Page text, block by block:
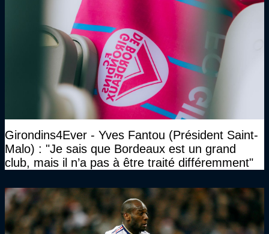
Girondins4Ever - Yves Fantou (Président Saint-
Malo) : "Je sais que Bordeaux est un grand
club, mais il n’a pas à être traité différemment"